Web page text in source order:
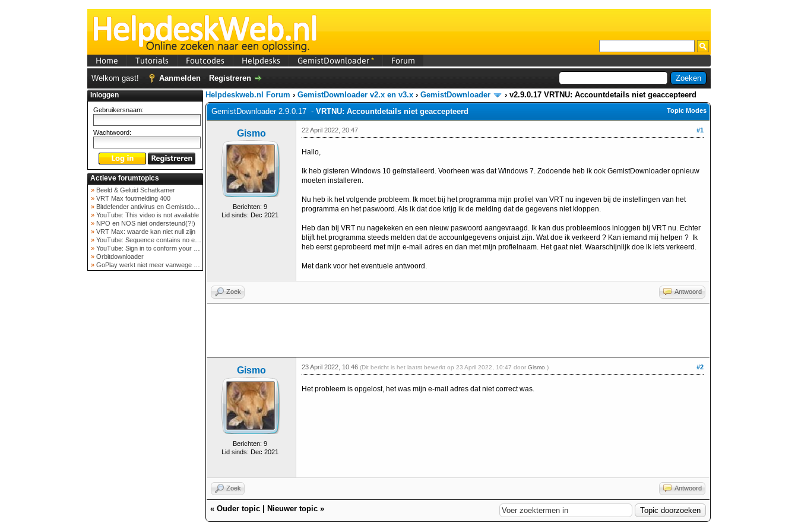
Home Tutorials Foutcodes Helpdesks GemistDownloader* Forum
Welkom gast! Aanmelden Registreren
Inloggen
Gebruikersnaam:
Wachtwoord:
Actieve forumtopics
» Beeld & Geluid Schatkamer
» VRT Max foutmelding 400
» Bitdefender antivirus en Gemistdowloader
» YouTube: This video is not available
» NPO en NOS niet ondersteund(?!)
» VRT Max: waarde kan niet null zijn
» YouTube: Sequence contains no elements
» YouTube: Sign in to conform your not a bot
» Orbitdownloader
» GoPlay werkt niet meer vanwege nieuwe webadres
Helpdeskweb.nl Forum › GemistDownloader v2.x en v3.x › GemistDownloader › v2.9.0.17 VRTNU: Accountdetails niet geaccepteerd
Topic Modes
GemistDownloader 2.9.0.17 - VRTNU: Accountdetails niet geaccepteerd
Gismo
Berichten: 9
Lid sinds: Dec 2021
#1
22 April 2022, 20:47
Hallo,
Ik heb gisteren Windows 10 geïnstalleerd. Voorheen was dat Windows 7. Zodoende heb ik ook GemistDownloader opnieuw
moeten installeren.
Nu heb ik het volgende probleem. Ik moet bij het programma mijn profiel van VRT nu ingeven bij de instellingen van het
programma en het paswoord. Als ik dat doe krijg ik de melding dat de gegevens niet kloppen.
Heb dan bij VRT nu nagekeken en een nieuw paswoord aangevraagd. Ik kan dus probleemloos inloggen bij VRT nu. Echter
blijft het programma steeds melden dat de accountgegevens onjuist zijn. Wat doe ik verkeerd ? Kan iemand mij helpen ? Ik
heb eerst geprobeerd met mijn e-mail adres en dan met mijn profielnaam. Het gaat niet. Waarschijnlijk doe ik iets verkeerd.
Met dank voor het eventuele antwoord.
Zoek Antwoord
Gismo
Berichten: 9
Lid sinds: Dec 2021
#2
23 April 2022, 10:46 (Dit bericht is het laatst bewerkt op 23 April 2022, 10:47 door Gismo .)
Het probleem is opgelost, het was mijn e-mail adres dat niet correct was.
Zoek Antwoord
« Ouder topic Nieuwer topic »